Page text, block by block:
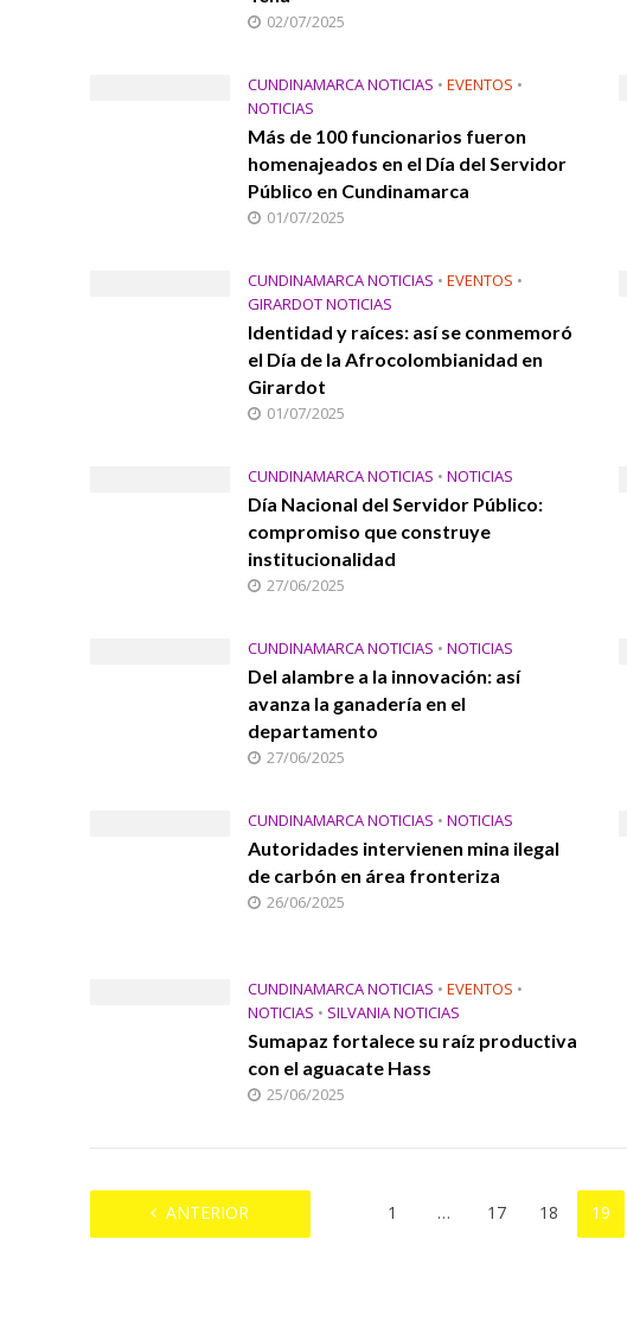
02/07/2025
CUNDINAMARCA NOTICIAS • EVENTOS •
NOTICIAS
Más de 100 funcionarios fueron
homenajeados en el Día del Servidor
Público en Cundinamarca
01/07/2025
CUNDINAMARCA NOTICIAS • EVENTOS •
GIRARDOT NOTICIAS
Identidad y raíces: así se conmemoró
el Día de la Afrocolombianidad en
Girardot
01/07/2025
CUNDINAMARCA NOTICIAS • NOTICIAS
Día Nacional del Servidor Público:
compromiso que construye
institucionalidad
27/06/2025
CUNDINAMARCA NOTICIAS • NOTICIAS
Del alambre a la innovación: así
avanza la ganadería en el
departamento
27/06/2025
CUNDINAMARCA NOTICIAS • NOTICIAS
Autoridades intervienen mina ilegal
de carbón en área fronteriza
26/06/2025
CUNDINAMARCA NOTICIAS • EVENTOS •
NOTICIAS • SILVANIA NOTICIAS
Sumapaz fortalece su raíz productiva
con el aguacate Hass
25/06/2025
ANTERIOR 1 … 17 18 19